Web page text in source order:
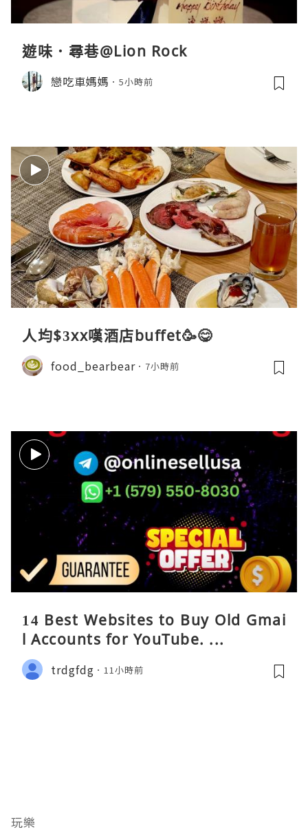
遊味．尋巷@Lion Rock
戀吃車媽媽 5小時前
人均$3xx嘆酒店buffet🥳😋
food_bearbear 7小時前
14 Best Websites to Buy Old Gmai
l Accounts for YouTube. ...
trdgfdg 11小時前
玩樂